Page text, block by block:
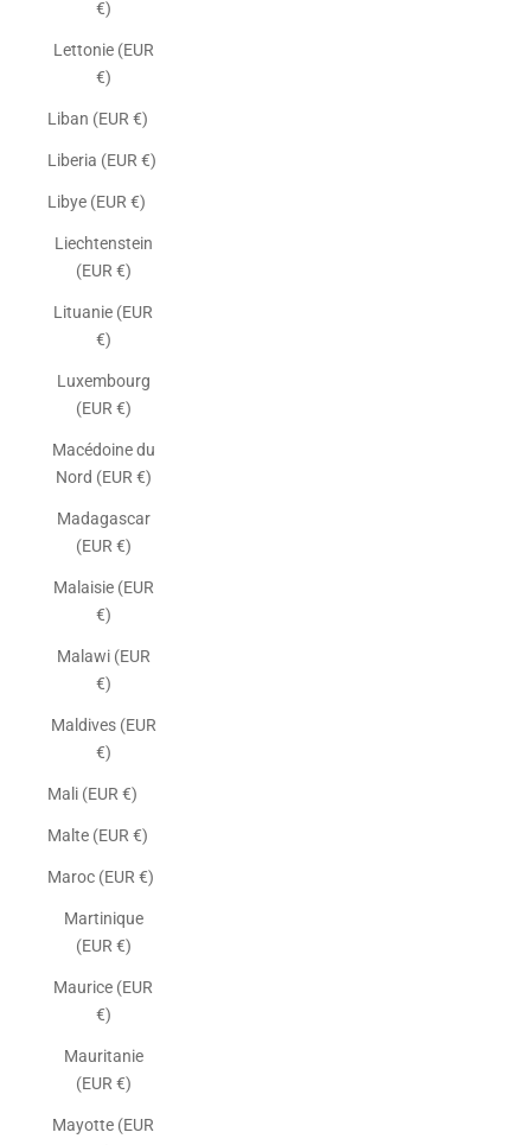
€)
Lettonie (EUR
€)
Liban (EUR €)
Liberia (EUR €)
Libye (EUR €)
Liechtenstein
(EUR €)
Lituanie (EUR
€)
Luxembourg
(EUR €)
Macédoine du
Nord (EUR €)
Madagascar
(EUR €)
Malaisie (EUR
€)
Malawi (EUR
€)
Maldives (EUR
€)
Mali (EUR €)
Malte (EUR €)
Maroc (EUR €)
Martinique
(EUR €)
Maurice (EUR
€)
Mauritanie
(EUR €)
Mayotte (EUR